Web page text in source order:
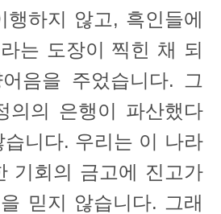
하지 않고, 흑인들에
는 도장이 찍힌 채 되
음을 주었습니다. 그
의의 은행이 파산했다
습니다. 우리는 이 나라
기회의 금고에 진고가
믿지 않습니다. 그래